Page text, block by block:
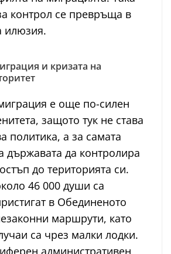
контрол се превръща в
илюзия.
и кризата на
е още по-силен
защото тук не става
политика, а за самата
държавата да контролира
до територията си.
46 000 души са
в Обединеното
маршрути, като
са чрез малки лодки.